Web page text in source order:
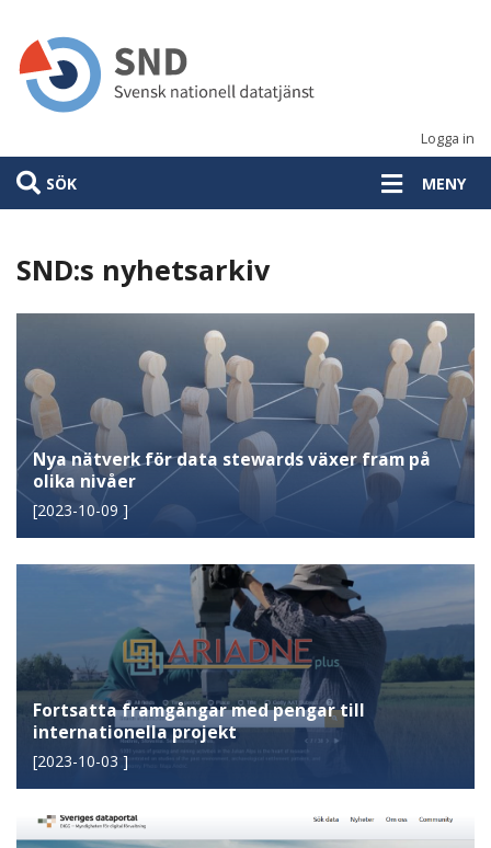
huvudinnehåll
Logga in
SÖK MENY
SND:s nyhetsarkiv
Nya nätverk för data stewards växer fram på
olika nivåer
[2023-10-09 ]
Fortsatta framgångar med pengar till
internationella projekt
[2023-10-03 ]